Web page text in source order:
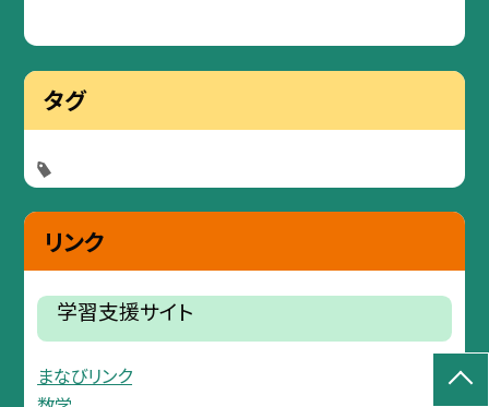
タグ
リンク
学習支援サイト
まなびリンク